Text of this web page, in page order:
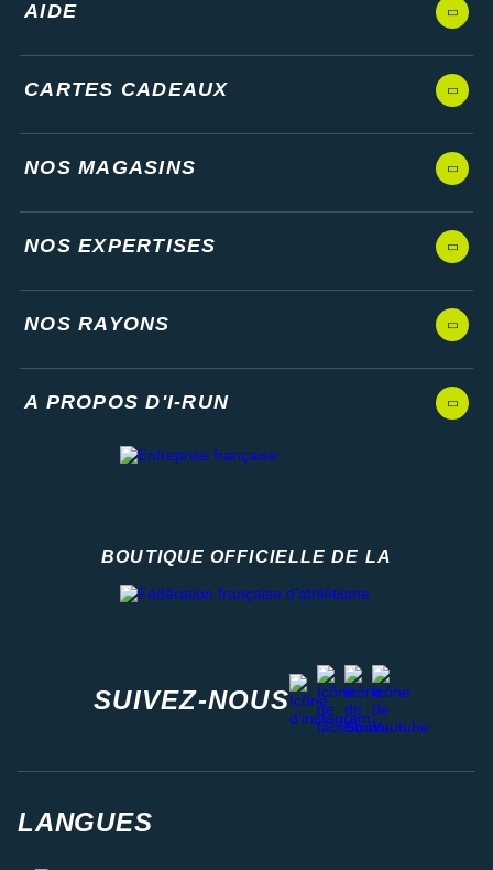
AIDE
CARTES CADEAUX
NOS MAGASINS
NOS EXPERTISES
NOS RAYONS
A PROPOS D'I-RUN
BOUTIQUE OFFICIELLE DE LA
SUIVEZ-NOUS
instagram
facebook
stravayoutube
LANGUES